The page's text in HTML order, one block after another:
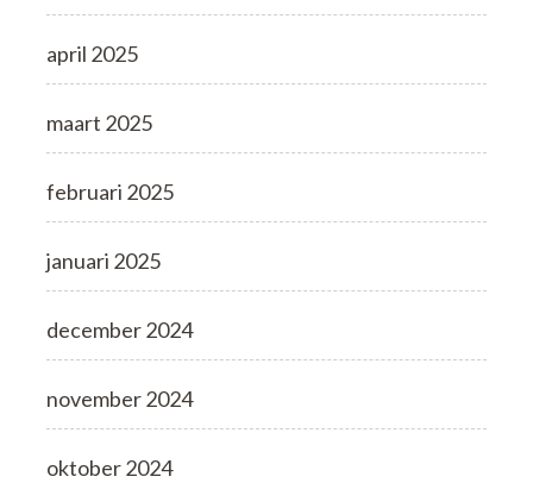
april 2025
maart 2025
februari 2025
januari 2025
december 2024
november 2024
oktober 2024